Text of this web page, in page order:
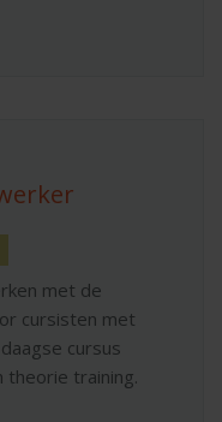
met de
cursisten met
cursus
theorie training.